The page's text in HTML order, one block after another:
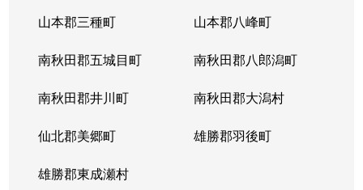
山本郡三種町 山本郡八峰町
南秋田郡五城目町 南秋田郡八郎潟町
南秋田郡井川町 南秋田郡大潟村
仙北郡美郷町 雄勝郡羽後町
雄勝郡東成瀬村